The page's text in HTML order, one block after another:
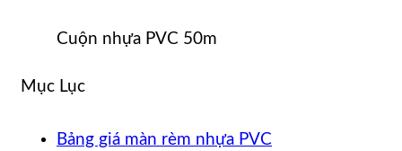
Cuộn nhựa PVC 50m
Mục Lục
Bảng giá màn rèm nhựa PVC